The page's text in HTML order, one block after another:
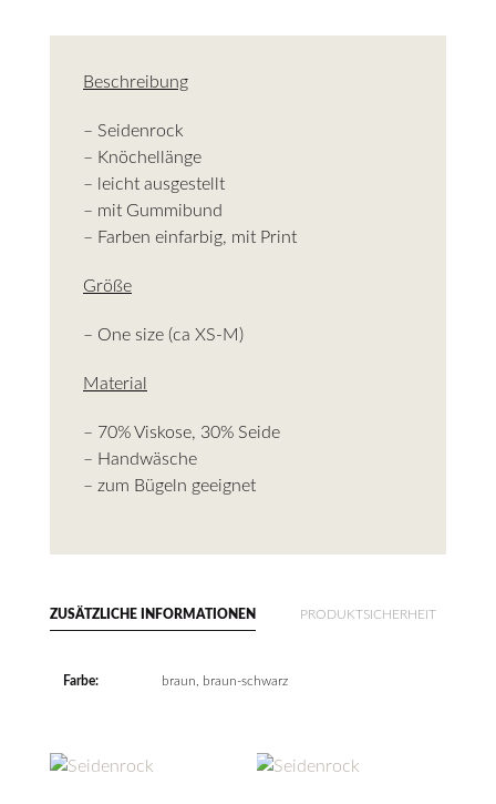
Beschreibung
– Seidenrock
– Knöchellänge
– leicht ausgestellt
– mit Gummibund
– Farben einfarbig, mit Print
Größe
– One size (ca XS-M)
Material
– 70% Viskose, 30% Seide
– Handwäsche
– zum Bügeln geeignet
ZUSÄTZLICHE INFORMATIONEN PRODUKTSICHERHEIT
Farbe: braun, braun-schwarz